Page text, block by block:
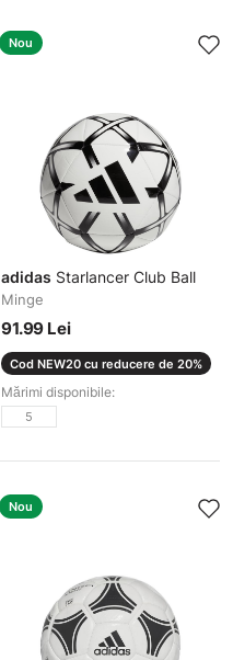
Nou
adidas Starlancer Club Ball
Minge
91.99 Lei
Cod NEW20 cu reducere de 20%
Mărimi disponibile:
5
Nou